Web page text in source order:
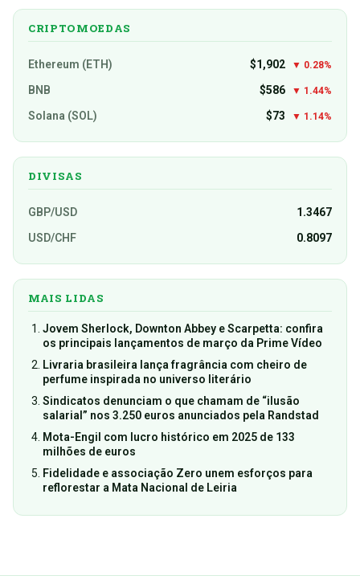
CRIPTOMOEDAS
Ethereum (ETH) $1,902 ▼ 0.28%
BNB $586 ▼ 1.44%
Solana (SOL) $73 ▼ 1.14%
DIVISAS
GBP/USD
1.3467
USD/CHF
0.8097
MAIS LIDAS
Jovem Sherlock, Downton Abbey e Scarpetta: confira
os principais lançamentos de março da Prime Vídeo
Livraria brasileira lança fragrância com cheiro de
perfume inspirada no universo literário
Sindicatos denunciam o que chamam de “ilusão
salarial” nos 3.250 euros anunciados pela Randstad
Mota-Engil com lucro histórico em 2025 de 133
milhões de euros
Fidelidade e associação Zero unem esforços para
reflorestar a Mata Nacional de Leiria